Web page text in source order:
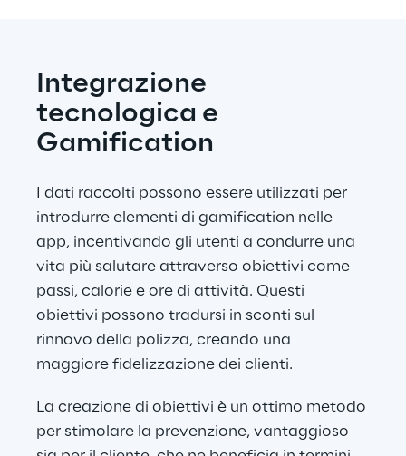
Integrazione
tecnologica e
Gamification
I dati raccolti possono essere utilizzati per
introdurre elementi di gamification nelle
app, incentivando gli utenti a condurre una
vita più salutare attraverso obiettivi come
passi, calorie e ore di attività. Questi
obiettivi possono tradursi in sconti sul
rinnovo della polizza, creando una
maggiore fidelizzazione dei clienti.
La creazione di obiettivi è un ottimo metodo
per stimolare la prevenzione, vantaggioso